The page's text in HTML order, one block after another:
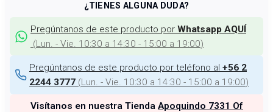
¿TIENES ALGUNA DUDA?
Pregúntanos de este producto por Whatsapp AQUÍ
(Lun. - Vie. 10:30 a 14:30 - 15:00 a 19:00)
Pregúntanos de este producto por teléfono al +56 2
2244 3777 (Lun. - Vie. 10:30 a 14:30 - 15:00 a 19:00)
Visítanos en nuestra Tienda Apoquindo 7331 Of